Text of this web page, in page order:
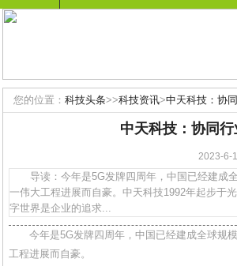
您的位置： 科技头条>>科技资讯>中天科技：协
中天科技：协同
2023-
导读：今年是5G发牌四周年，中国已经建成
一伟大工程进展而自豪。中天科技1992年起步于
字世界是企业的追求...
今年是5G发牌四周年，中国已经建成全球规
工程进展而自豪。